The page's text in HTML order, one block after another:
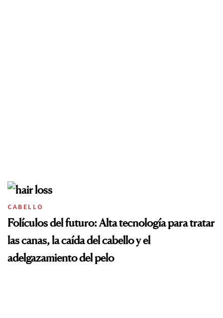
CABELLO
Folículos del futuro: Alta tecnología para tratar
las canas, la caída del cabello y el
adelgazamiento del pelo